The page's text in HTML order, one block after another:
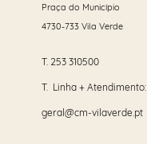
Praça do Município
4730-733 Vila Verde
T. 253 310500
T. Linha + Atendimento:
geral@cm-vilaverde.pt